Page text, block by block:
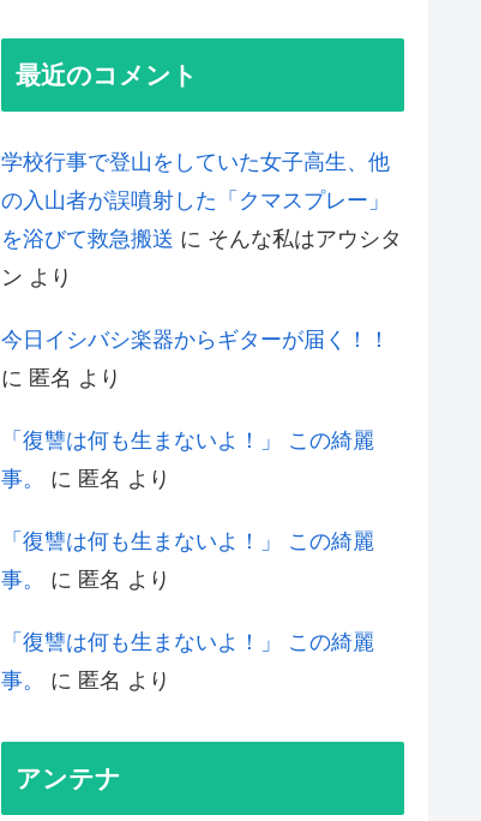
最近のコメント
学校行事で登山をしていた女子高生、他
の入山者が誤噴射した「クマスプレー」
を浴びて救急搬送 に そんな私はアウシタ
ン より
今日イシバシ楽器からギターが届く！！
に 匿名 より
「復讐は何も生まないよ！」 この綺麗
事。
に 匿名 より
「復讐は何も生まないよ！」 この綺麗
事。
に 匿名 より
「復讐は何も生まないよ！」 この綺麗
事。
に 匿名 より
アンテナ